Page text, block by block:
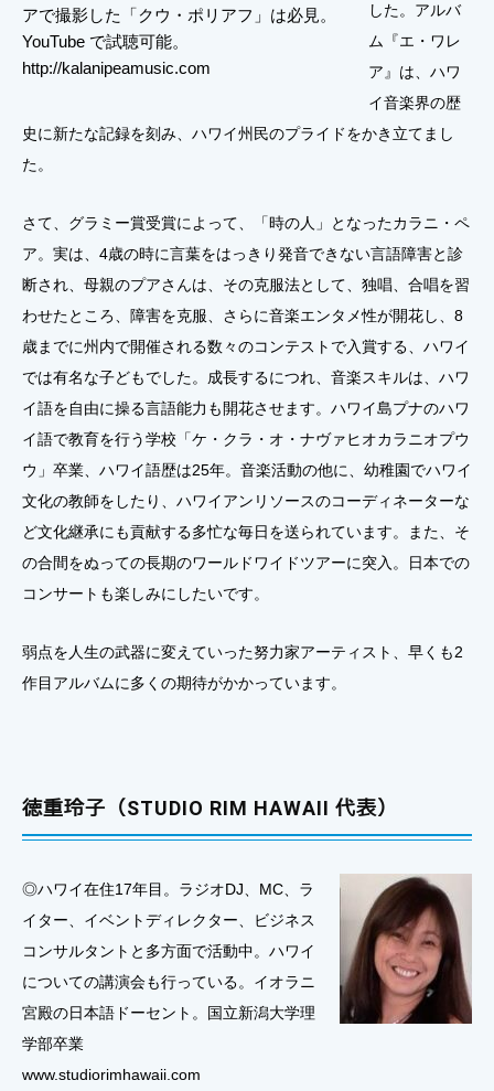
アで撮影した「クウ・ポリアフ」は必見。
YouTube で試聴可能。
http://kalanipeamusic.com
した。アルバ
ム『エ・ワレ
ア』は、ハワ
イ音楽界の歴
史に新たな記録を刻み、ハワイ州民のプライドをかき立てまし
た。
さて、グラミー賞受賞によって、「時の人」となったカラニ・ペ
ア。実は、4歳の時に言葉をはっきり発音できない言語障害と診
断され、母親のプアさんは、その克服法として、独唱、合唱を習
わせたところ、障害を克服、さらに音楽エンタメ性が開花し、8
歳までに州内で開催される数々のコンテストで入賞する、ハワイ
では有名な子どもでした。成長するにつれ、音楽スキルは、ハワ
イ語を自由に操る言語能力も開花させます。ハワイ島プナのハワ
イ語で教育を行う学校「ケ・クラ・オ・ナヴァヒオカラニオプウ
ウ」卒業、ハワイ語歴は25年。音楽活動の他に、幼稚園でハワイ
文化の教師をしたり、ハワイアンリソースのコーディネーターな
ど文化継承にも貢献する多忙な毎日を送られています。また、そ
の合間をぬっての長期のワールドワイドツアーに突入。日本での
コンサートも楽しみにしたいです。
弱点を人生の武器に変えていった努力家アーティスト、早くも2
作目アルバムに多くの期待がかかっています。
徳重玲子（STUDIO RIM HAWAII 代表）
◎ハワイ在住17年目。ラジオDJ、MC、ラ
イター、イベントディレクター、ビジネス
コンサルタントと多方面で活動中。ハワイ
についての講演会も行っている。イオラニ
宮殿の日本語ドーセント。国立新潟大学理
学部卒業
www.studiorimhawaii.com